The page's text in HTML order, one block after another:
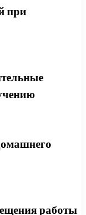
при
работы